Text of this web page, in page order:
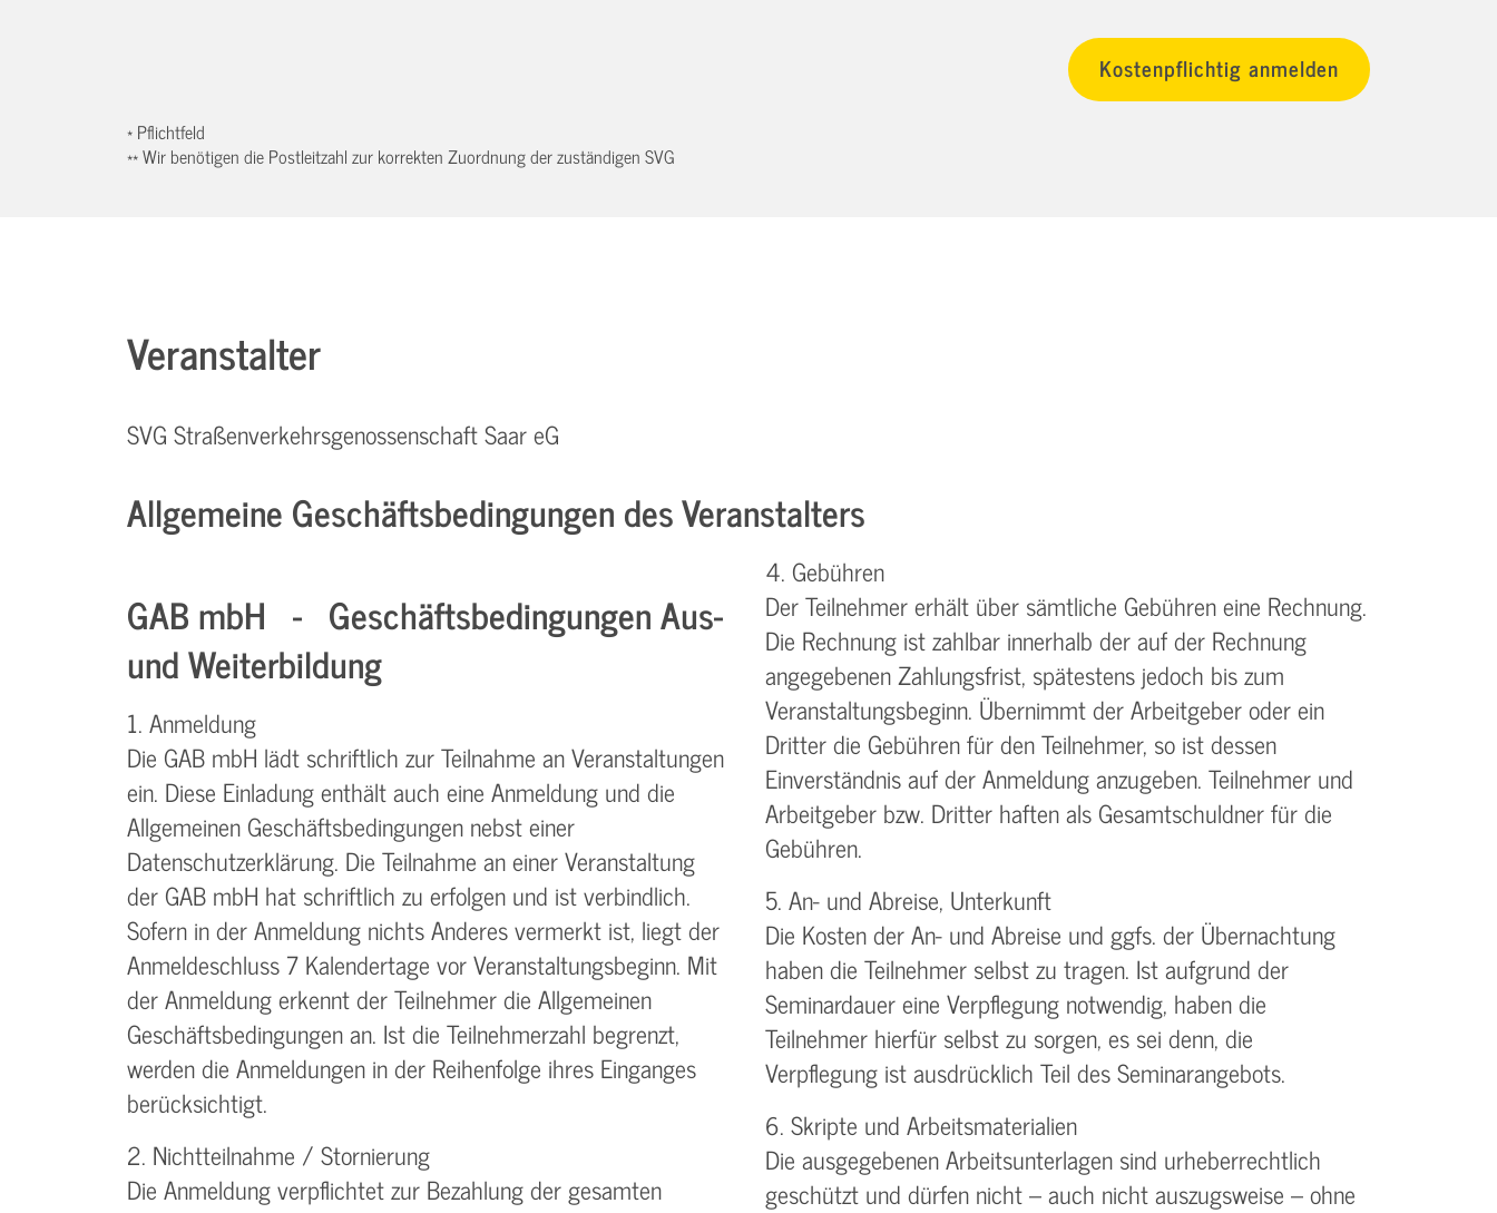
* Pflichtfeld
** Wir benötigen die Postleitzahl zur korrekten Zuordnung der zuständigen SVG
Veranstalter
SVG Straßenverkehrsgenossenschaft Saar eG
Allgemeine Geschäftsbedingungen des Veranstalters
GAB mbH - Geschäftsbedingungen Aus-
und Weiterbildung
1. Anmeldung
Die GAB mbH lädt schriftlich zur Teilnahme an Veranstaltungen
ein. Diese Einladung enthält auch eine Anmeldung und die
Allgemeinen Geschäftsbedingungen nebst einer
Datenschutzerklärung. Die Teilnahme an einer Veranstaltung
der GAB mbH hat schriftlich zu erfolgen und ist verbindlich.
Sofern in der Anmeldung nichts Anderes vermerkt ist, liegt der
Anmeldeschluss 7 Kalendertage vor Veranstaltungsbeginn. Mit
der Anmeldung erkennt der Teilnehmer die Allgemeinen
Geschäftsbedingungen an. Ist die Teilnehmerzahl begrenzt,
werden die Anmeldungen in der Reihenfolge ihres Einganges
berücksichtigt.
2. Nichtteilnahme / Stornierung
Die Anmeldung verpflichtet zur Bezahlung der gesamten
4. Gebühren
Der Teilnehmer erhält über sämtliche Gebühren eine Rechnung.
Die Rechnung ist zahlbar innerhalb der auf der Rechnung
angegebenen Zahlungsfrist, spätestens jedoch bis zum
Veranstaltungsbeginn. Übernimmt der Arbeitgeber oder ein
Dritter die Gebühren für den Teilnehmer, so ist dessen
Einverständnis auf der Anmeldung anzugeben. Teilnehmer und
Arbeitgeber bzw. Dritter haften als Gesamtschuldner für die
Gebühren.
5. An- und Abreise, Unterkunft
Die Kosten der An- und Abreise und ggfs. der Übernachtung
haben die Teilnehmer selbst zu tragen. Ist aufgrund der
Seminardauer eine Verpflegung notwendig, haben die
Teilnehmer hierfür selbst zu sorgen, es sei denn, die
Verpflegung ist ausdrücklich Teil des Seminarangebots.
6. Skripte und Arbeitsmaterialien
Die ausgegebenen Arbeitsunterlagen sind urheberrechtlich
geschützt und dürfen nicht – auch nicht auszugsweise – ohne